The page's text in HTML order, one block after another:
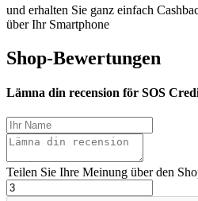
und erhalten Sie ganz einfach
über Ihr Smartphone
Shop-Bewertungen
Lämna din recension för SOS
Teilen Sie Ihre Meinung über den